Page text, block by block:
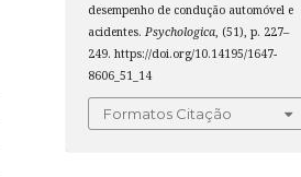
desempenho de condução automóvel e
acidentes. Psychologica , (51), p. 227–
249. https://doi.org/10.14195/1647-
8606_51_14
Formatos Citação